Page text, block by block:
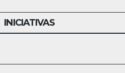
INICIATIVAS